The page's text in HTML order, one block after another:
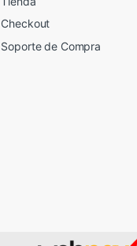
Checkout
Soporte de Compra